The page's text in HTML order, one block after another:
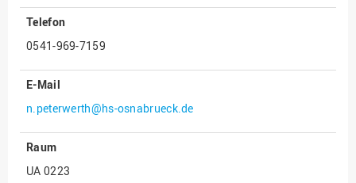
Hochschulleitung
strategie
Innenrevision
Institut für Musik
IT Service Center
Kommunikation und
Marketing
Telefon
0541-969-7159
E-Mail
n.peterwerth@hs-osnabrueck.de
Raum
UA 0223